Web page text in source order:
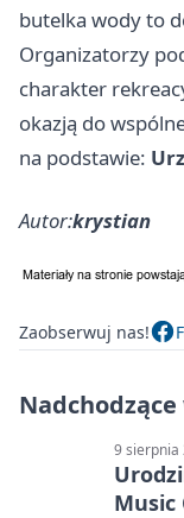
butelka wody to
Organizatorzy
charakter
okazją do
na podstawie:
Autor:krystian
Zaobserwuj nas!
9 sierpnia
Music